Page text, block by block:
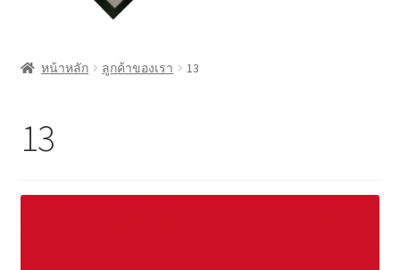
My account
หน้าหลัก ลูกค้าของเรา 13
13